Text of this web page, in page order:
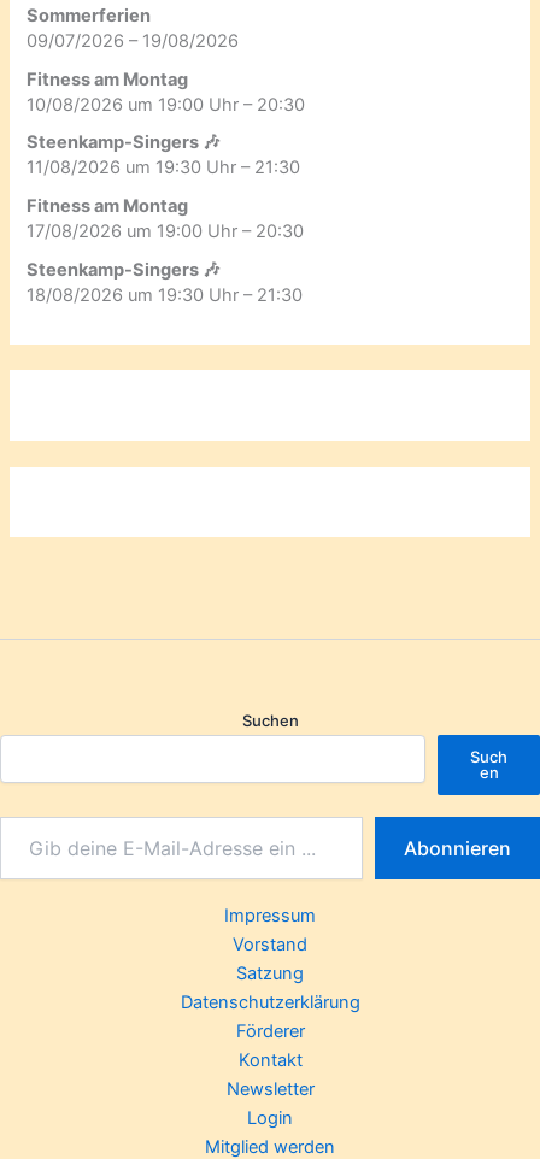
Sommerferien
09/07/2026 – 19/08/2026
Fitness am Montag
10/08/2026 um 19:00 Uhr – 20:30
Steenkamp-Singers 🎶
11/08/2026 um 19:30 Uhr – 21:30
Fitness am Montag
17/08/2026 um 19:00 Uhr – 20:30
Steenkamp-Singers 🎶
18/08/2026 um 19:30 Uhr – 21:30
Suchen
Such
en
Abonnieren
Impressum
Vorstand
Satzung
Datenschutzerklärung
Förderer
Kontakt
Newsletter
Login
Mitglied werden